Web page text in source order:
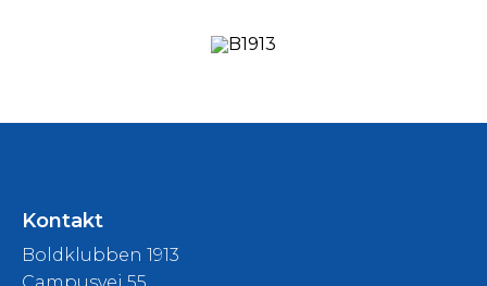
Kontakt
Boldklubben 1913